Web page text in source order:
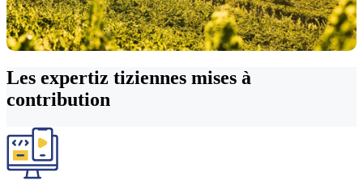
Les expertiz tiziennes mises à
contribution